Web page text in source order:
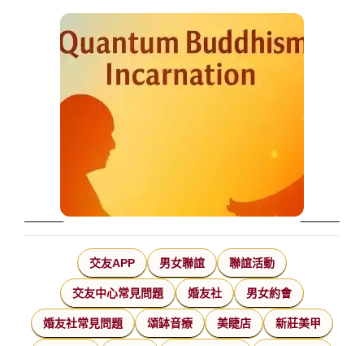
交友APP 男女聯誼 聯誼活動
交友中心常見問題 婚友社 男女約會
婚友社常見問題 頌缽音療 美睫店 新莊美甲